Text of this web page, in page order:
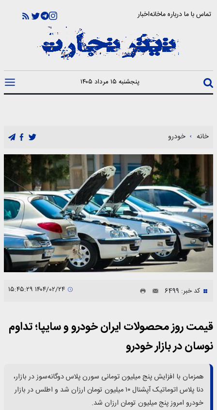
تماس با مادرباره ماخانهاخبار
پنجشنبه ۱۵ مرداد ۱۴۰۵
خانه خودرو
کد خبر: 6499
قیمت روز محصولات ایران خودرو و سایپا؛ تداوم
نوسان در بازار خودرو
همزمان با افزایش پنج میلیون تومانی سورن پلاس دوگانه‌سوز در بازار،
دنا پلاس اتوماتیک آپشنال ۱۰ میلیون تومان ارزان شد و اطلس در بازار
خودرو امروز پنج میلیون تومان ارزان شد.